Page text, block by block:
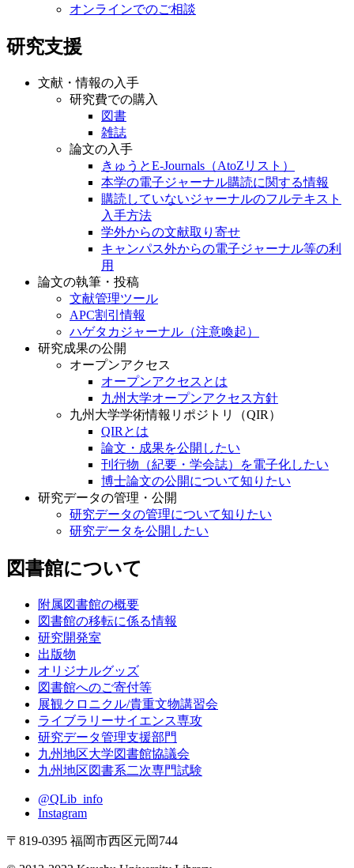
オンラインでのご相談
研究支援
文献・情報の入手
研究費での購入
図書
雑誌
論文の入手
きゅうとE-Journals（AtoZリスト）
本学の電子ジャーナル購読に関する情報
購読していないジャーナルのフルテキスト
入手方法
学外からの文献取り寄せ
キャンパス外からの電子ジャーナル等の利
用
論文の執筆・投稿
文献管理ツール
APC割引情報
ハゲタカジャーナル（注意喚起）
研究成果の公開
オープンアクセス
オープンアクセスとは
九州大学オープンアクセス方針
九州大学学術情報リポジトリ（QIR）
QIRとは
論文・成果を公開したい
刊行物（紀要・学会誌）を電子化したい
博士論文の公開について知りたい
研究データの管理・公開
研究データの管理について知りたい
研究データを公開したい
図書館について
附属図書館の概要
図書館の移転に係る情報
研究開発室
出版物
オリジナルグッズ
図書館へのご寄付等
展観クロニクル/貴重文物講習会
ライブラリーサイエンス専攻
研究データ管理支援部門
九州地区大学図書館協議会
九州地区図書系二次専門試験
@QLib_info
Instagram
〒819-0395 福岡市西区元岡744